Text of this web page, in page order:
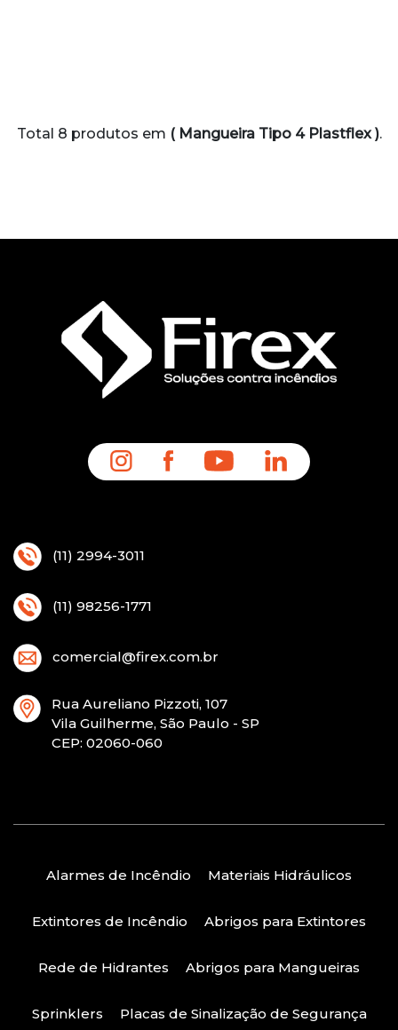
Total 8 produtos em ( Mangueira Tipo 4 Plastflex ).
Alarmes de Incêndio Materiais Hidráulicos
Extintores de Incêndio Abrigos para Extintores
Rede de Hidrantes Abrigos para Mangueiras
Sprinklers Placas de Sinalização de Segurança
(11) 2994-3011
(11) 98256-1771
comercial@firex.com.br
Rua Aureliano Pizzoti, 107
Vila Guilherme, São Paulo - SP
CEP: 02060-060